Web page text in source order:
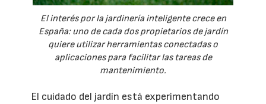
El interés por la jardinería inteligente crece en
España: uno de cada dos propietarios de jardín
quiere utilizar herramientas conectadas o
aplicaciones para facilitar las tareas de
mantenimiento.
El cuidado del jardín está experimentando